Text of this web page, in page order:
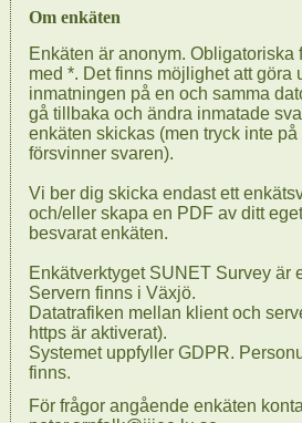
Om enkäten
Enkäten är anonym. Obligatoriska
med *. Det finns möjlighet att göra
inmatningen på en och samma
gå tillbaka och ändra inmatade
enkäten skickas (men tryck inte
försvinner svaren).
Vi ber dig skicka endast ett
och/eller skapa en PDF av ditt
besvarat enkäten.
Enkätverktyget SUNET Survey är
Servern finns i Växjö.
Datatrafiken mellan klient och
https är aktiverat).
Systemet uppfyller GDPR.
finns.
För frågor angående enkäten